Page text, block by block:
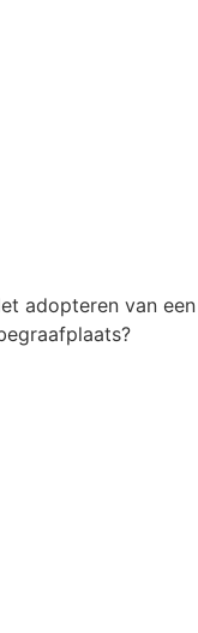
adopteren van een